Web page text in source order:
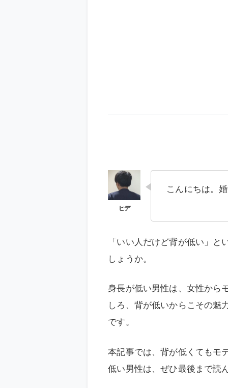
こんにちは。
「いい人だけど背が低い」
しょうか。
身長が低い男性は、女性から
しろ、背が低いからこその魅
です。
本記事では、背が低くてもモ
低い男性は、ぜひ最後まで読